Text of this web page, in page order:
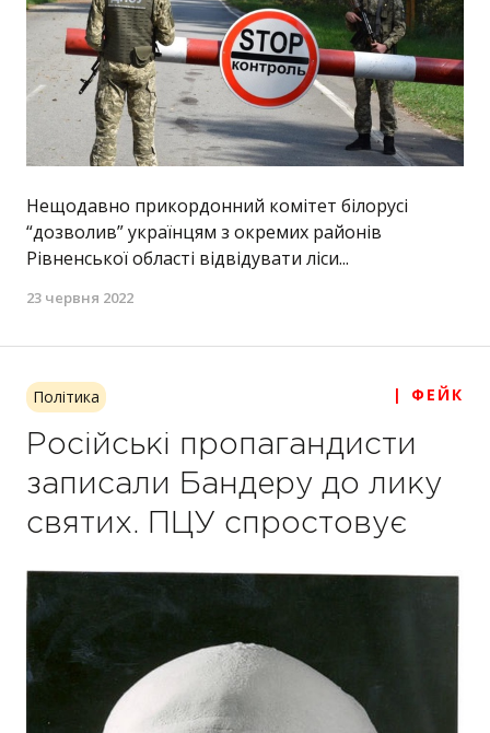
Нещодавно прикордонний комітет білорусі
“дозволив” українцям з окремих районів
Рівненської області відвідувати ліси...
23 червня 2022
Політика | ФЕЙК
Російські пропагандисти
записали Бандеру до лику
святих. ПЦУ спростовує